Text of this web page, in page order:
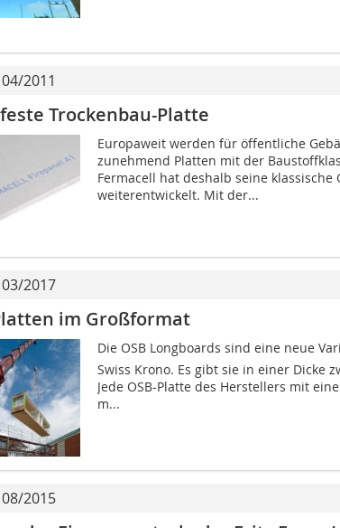
2011
Trockenbau-Platte
Europaweit werden für öffentliche
zunehmend Platten mit der
Fermacell hat deshalb seine klassische
weiterentwickelt. Mit der...
2017
im Großformat
Die OSB Longboards sind eine neue
Swiss Krono. Es gibt sie in einer Dicke
Jede OSB-Platte des Herstellers mit
m...
2015